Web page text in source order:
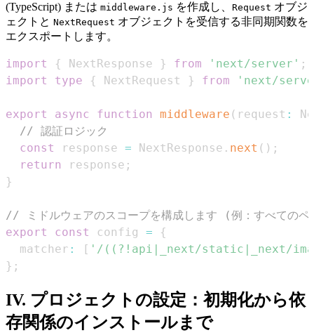
(TypeScript) または middleware.js を作成し、 Request オブジ
ェクトと NextRequest オブジェクトを受信する非同期関数を
エクスポートします。
import { NextResponse } from 'next/server' ;
import
type { NextRequest } from 'next/
export async function middleware ( request :
// 認証ロジック
const
response = NextResponse . next ( ) ;
return
response ;
}
// ミドルウェアのスコープを構成します (例：すべてのペ
export
const config =
{
  matcher
: [ '/((?!api|_next/static|_next/
} ;
IV. プロジェクトの設定：初期化から依
存関係のインストールまで